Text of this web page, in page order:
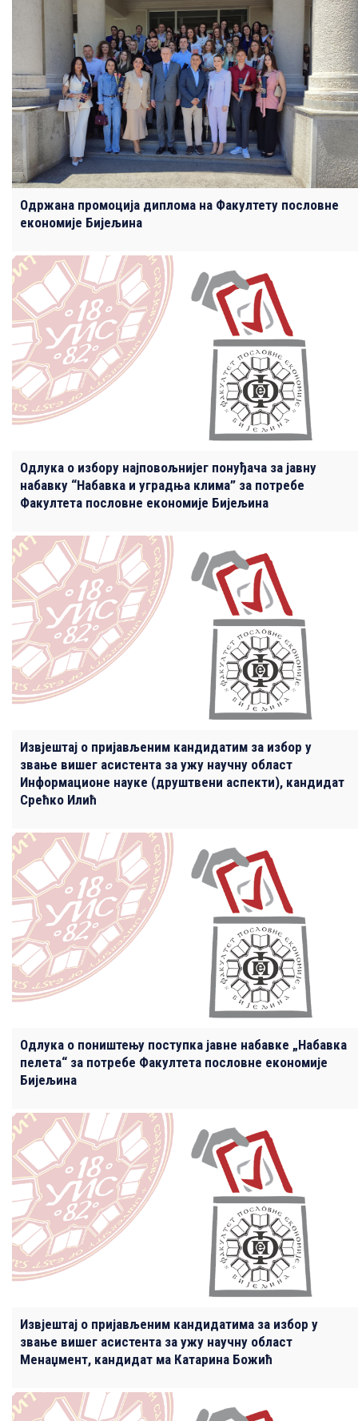
Одржана промоција диплома на Факултету пословне
економије Бијељина
Одлука о избору најповољнијег понуђача за јавну
набавку “Набавка и уградња клима” за потребе
Факултета пословне економије Бијељина
Извјештај о пријављеним кандидатим за избор у
звање вишег асистента за ужу научну област
Информационе науке (друштвени аспекти), кандидат
Срећко Илић
Одлука о поништењу поступка јавне набавке „Набавка
пелета“ за потребе Факултета пословне економије
Бијељина
Извјештај о пријављеним кандидатима за избор у
звање вишег асистента за ужу научну област
Менаџмент, кандидат ма Катарина Божић